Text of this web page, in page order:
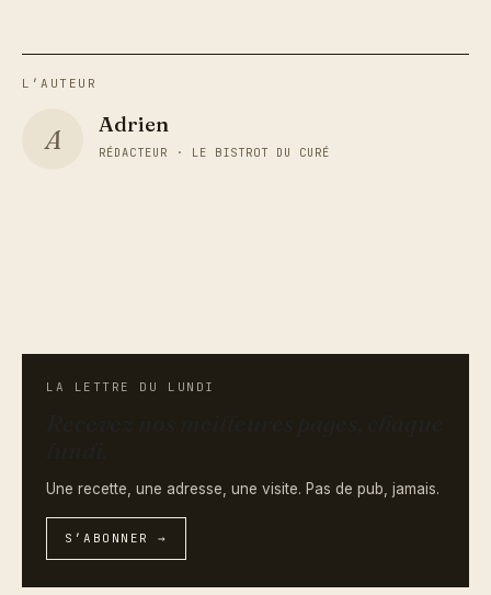
L’AUTEUR
A Adrien
RÉDACTEUR · LE BISTROT DU CURÉ
LA LETTRE DU LUNDI
Une recette, une adresse, une visite. Pas de pub, jamais.
S’ABONNER →